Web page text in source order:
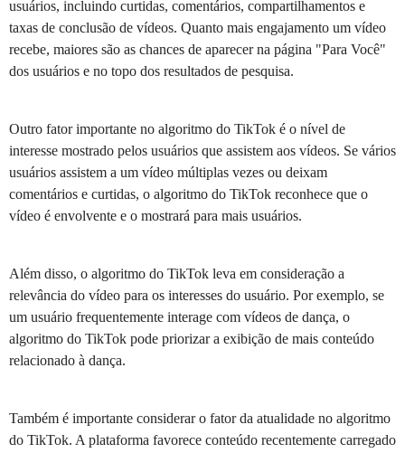
usuários, incluindo curtidas, comentários, compartilhamentos e
taxas de conclusão de vídeos. Quanto mais engajamento um vídeo
recebe, maiores são as chances de aparecer na página "Para Você"
dos usuários e no topo dos resultados de pesquisa.
Outro fator importante no algoritmo do TikTok é o nível de
interesse mostrado pelos usuários que assistem aos vídeos. Se vários
usuários assistem a um vídeo múltiplas vezes ou deixam
comentários e curtidas, o algoritmo do TikTok reconhece que o
vídeo é envolvente e o mostrará para mais usuários.
Além disso, o algoritmo do TikTok leva em consideração a
relevância do vídeo para os interesses do usuário. Por exemplo, se
um usuário frequentemente interage com vídeos de dança, o
algoritmo do TikTok pode priorizar a exibição de mais conteúdo
relacionado à dança.
Também é importante considerar o fator da atualidade no algoritmo
do TikTok. A plataforma favorece conteúdo recentemente carregado